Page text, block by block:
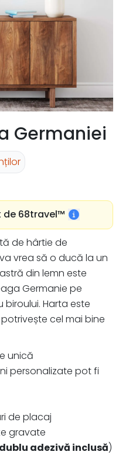
Germaniei
de 68travel™️
de hârtie de
vrea să o ducă la un
din lemn este
Germanie pe
biroului. Harta este
cel mai bine
unică
personalizate pot fi
de placaj
gravate
adezivă inclusă)